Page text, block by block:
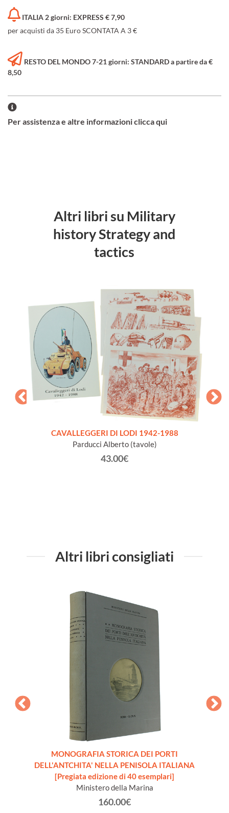
ITALIA 2 giorni: EXPRESS € 7,90
per acquisti da 35 Euro SCONTATA A 3 €
RESTO DEL MONDO 7-21 giorni: STANDARD a partire da €
8,50
Per assistenza e altre informazioni clicca qui
Altri libri su Military
history Strategy and
tactics
CAVALLEGGERI DI LODI 1942-1988
Parducci Alberto (tavole)
43.00€
Altri libri consigliati
MONOGRAFIA STORICA DEI PORTI
DELL'ANTCHITA' NELLA PENISOLA ITALIANA
[Pregiata edizione di 40 esemplari]
Ministero della Marina
160.00€